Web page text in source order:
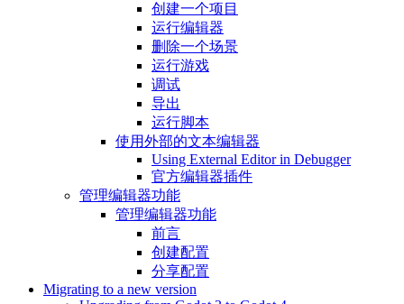
创建一个项目
运行编辑器
删除一个场景
运行游戏
调试
导出
运行脚本
使用外部的文本编辑器
Using External Editor in Debugger
官方编辑器插件
管理编辑器功能
管理编辑器功能
前言
创建配置
分享配置
Migrating to a new version